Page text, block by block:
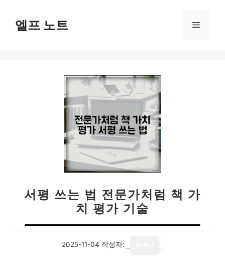
엘프 노트 메
서평 쓰는 법 전문가처럼 책 가
치 평가 기술
2025-11-04 작성자: